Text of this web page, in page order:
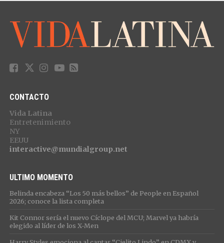
CONTACTO
Vida Latina
Entretenimiento
NY
EEUU
interactive@mundialgroup.net
ULTIMO MOMENTO
Belinda encabeza “Los 50 más bellos” de People en Español
2026; conoce la lista completa
Kit Connor sería el nuevo Cíclope del MCU; Marvel ya habría
elegido al líder de los X-Men